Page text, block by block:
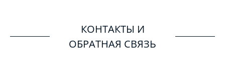
КОНТАКТЫ И
ОБРАТНАЯ СВЯЗЬ